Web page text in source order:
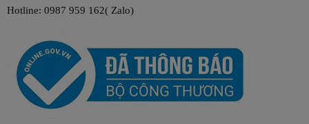
Hotline: 0987 959 162( Zalo)